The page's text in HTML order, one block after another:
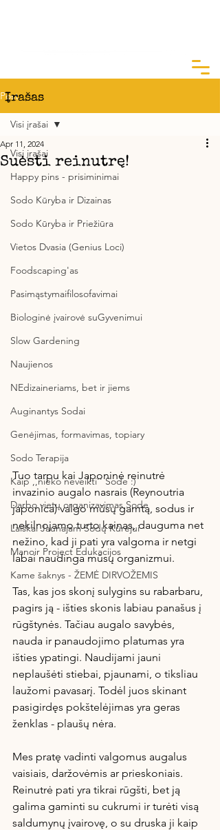
Post
Visi įrašai
Happy pins - prisiminimai
Sodo Kūryba ir Dizainas
Sodo Kūryba ir Priežiūra
Vietos Dvasia (Genius Loci)
Foodscaping'as
Pasimąstymaifilosofavimai
Biologinė įvairovė suGyvenimui
Slow Gardening
Naujienos
NEdizaineriams, bet ir jiems
Auginantys Sodai
Genėjimas, formavimas, topiary
Sodo Terapija
Kaip ,,nieko neveikti'' Sode :)
Darbo vietų organizavimas Sode
Laiškai Jaunajam Sodų Kūrėjui
Manoir Project Edukacijos
Kame šaknys - ŽEMĖ DIRVOŽEMIS
Visi įrašai
Suėsti reinutrę!
Apr 11, 2024
Tuo tarpu kai Japoninė reinutrė
invazinio augalo nasrais (Reynoutria
japonica) valgo mūsų gamtą, sodus ir
nekilnojamo turto kainas, dauguma net
nežino, kad ji pati yra valgoma ir netgi
labai naudinga mūsų organizmui.
Tas, kas jos skonį sulygins su rabarbaru,
pagirs ją - išties skonis labiau panašus į
rūgštynės. Tačiau augalo savybės,
nauda ir panaudojimo platumas yra
išties ypatingi. Naudijami jauni
neplaušėti stiebai, pjaunami, o tiksliau
laužomi pavasarį. Todėl juos skinant
pasigirdęs pokštelėjimas yra geras
ženklas - plaušų nėra.
Mes pratę vadinti valgomus augalus
vaisiais, daržovėmis ar prieskoniais.
Reinutrė pati yra tikrai rūgšti, bet ją
galima gaminti su cukrumi ir turėti visą
saldumynų įvairovę, o su druska ji kaip
Įrašas